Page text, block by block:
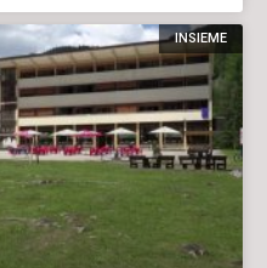
INSIEME